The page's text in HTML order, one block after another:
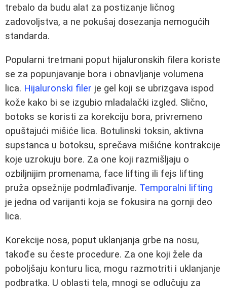
trebalo da budu alat za postizanje ličnog
zadovoljstva, a ne pokušaj dosezanja nemogućih
standarda.
Popularni tretmani poput hijaluronskih filera koriste
se za popunjavanje bora i obnavljanje volumena
lica. Hijaluronski filer je gel koji se ubrizgava ispod
kože kako bi se izgubio mladalački izgled. Slično,
botoks se koristi za korekciju bora, privremeno
opuštajući mišiće lica. Botulinski toksin, aktivna
supstanca u botoksu, sprečava mišićne kontrakcije
koje uzrokuju bore. Za one koji razmišljaju o
ozbiljnijim promenama, face lifting ili fejs lifting
pruža opsežnije podmlađivanje. Temporalni lifting
je jedna od varijanti koja se fokusira na gornji deo
lica.
Korekcije nosa, poput uklanjanja grbe na nosu,
takođe su česte procedure. Za one koji žele da
poboljšaju konturu lica, mogu razmotriti i uklanjanje
podbratka. U oblasti tela, mnogi se odlučuju za